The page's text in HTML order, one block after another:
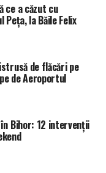
de 19 ani, din
un autoturism
curbă la stânga,
de drum, a
pe sensul
cu un
sens opus de un
județul
ce a căzut cu
la Băile Felix
de flăcări pe
de Aeroportul
Bihor: 12 intervenții